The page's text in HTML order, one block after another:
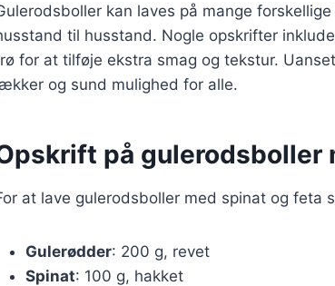
kan laves på mange
til husstand. Nogle opskrifter
for at tilføje ekstra smag og tekstur.
og sund mulighed for alle.
på gulerodsboller
at lave gulerodsboller med spinat og feta
Gulerødder: 200 g, revet
Spinat: 100 g, hakket